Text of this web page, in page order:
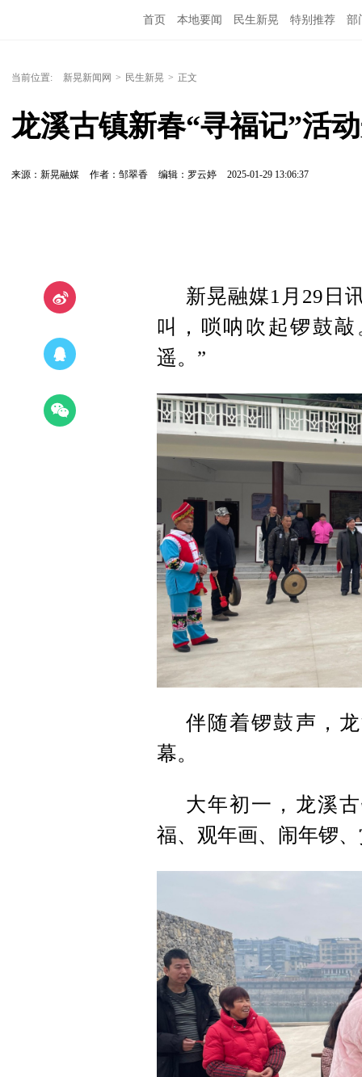
首页 本地要闻 民生新晃 特别推荐 部
当前位置: 新晃新闻网 > 民生新晃 > 正文
龙溪古镇新春“寻福记”活
来源：新晃融媒 作者：邹翠香 编辑：罗云婷 2025-01-29 13:06:37
新晃融媒1月29日
叫，唢呐吹起锣鼓
遥。”
伴随着锣鼓声，
幕。
大年初一，龙溪
福、观年画、闹年锣